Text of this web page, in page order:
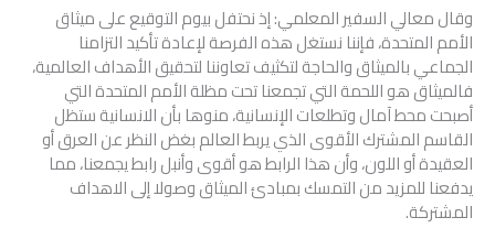
وقال معالي السفير المعلمي: إذ نحتفل بيوم التوقيع على ميثاق
الأمم المتحدة، فإننا نستغل هذه الفرصة لإعادة تأكيد التزامنا
الجماعي بالميثاق والحاجة لتكثيف تعاوننا لتحقيق الأهداف العالمية،
فالميثاق هو اللحمة التي تجمعنا تحت مظلة الأمم المتحدة التي
أصبحت محط آمال وتطلعات الإنسانية، منوها بأن الانسانية ستظل
القاسم المشترك الأقوى الذي يربط العالم بغض النظر عن العرق أو
العقيدة أو اللون، وأن هذا الرابط هو أقوى وأنبل رابط يجمعنا، مما
يدفعنا للمزيد من التمسك بمبادئ الميثاق وصولا إلى الاهداف
المشتركة.